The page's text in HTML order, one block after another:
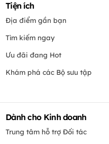
Tiện ích
Địa điểm gần bạn
Tìm kiếm ngay
Ưu đãi đang Hot
Khám phá các Bộ sưu tập
Dành cho Kinh doanh
Trung tâm hỗ trợ Đối tác